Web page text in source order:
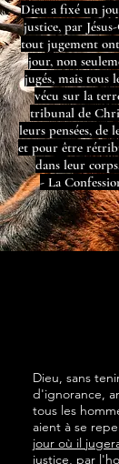
Dieu a fixé un
justice, par
tout jugement
jour, non
jugés, mais tous
vécu sur la
tribunal de
leurs pensées, de
et pour être
dans leur
- La
Dieu, sans
d'ignorance,
tous les
aient à se
jour où il
justice, par